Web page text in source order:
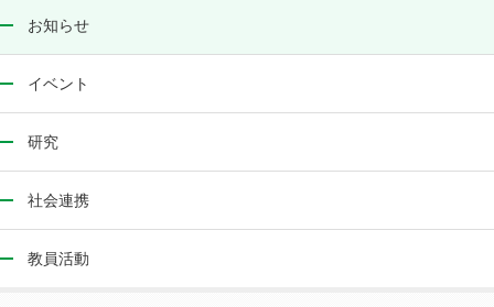
お知らせ
イベント
研究
社会連携
教員活動